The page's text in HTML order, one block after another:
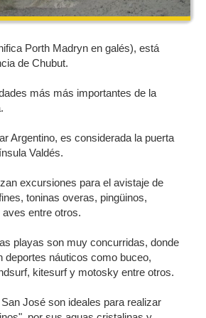
Porth Madryn en galés), está
de Chubut.
más más importantes de la
Argentino, es considerada la puerta
Valdés.
excursiones para el avistaje de
toninas overas, pingüinos,
entre otros.
playas son muy concurridas, donde
deportes náuticos como buceo,
kitesurf y motosky entre otros.
José son ideales para realizar